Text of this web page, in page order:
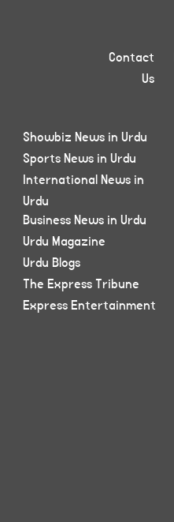
Contact
Us
Showbiz News in Urdu
Sports News in Urdu
International News in
Urdu
Business News in Urdu
Urdu Magazine
Urdu Blogs
The Express Tribune
Express Entertainment